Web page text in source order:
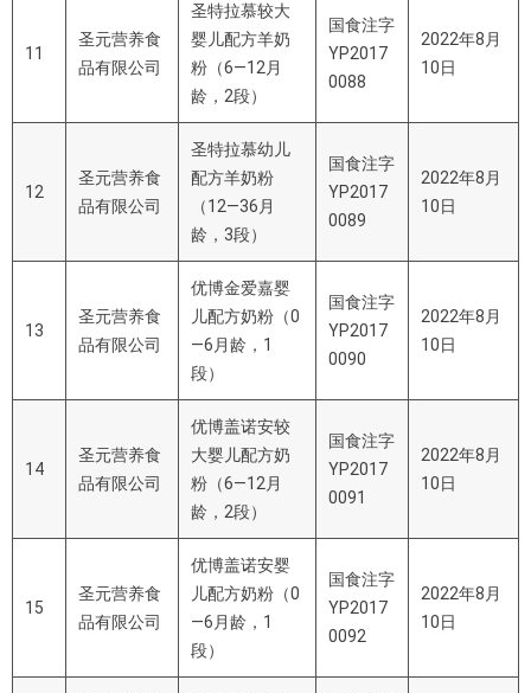
11
圣元营养食
品有限公司
圣特拉慕较大
婴儿配方羊奶
粉（6—12 月
龄， 2段）
国食注字
YP2017
0088
2022年8月
10日
12
圣元营养食
品有限公司
圣特拉慕幼儿
配方羊奶粉
（12—36 月
龄， 3段）
国食注字
YP2017
0089
2022年8月
10日
13
圣元营养食
品有限公司
优博金爱嘉婴
儿配方奶粉（0
—6 月龄， 1
段）
国食注字
YP2017
0090
2022年8月
10日
14
圣元营养食
品有限公司
优博盖诺安较
大婴儿配方奶
粉（6—12 月
龄， 2段）
国食注字
YP2017
0091
2022年8月
10日
15
圣元营养食
品有限公司
优博盖诺安婴
儿配方奶粉（0
—6 月龄， 1
段）
国食注字
YP2017
0092
2022年8月
10日